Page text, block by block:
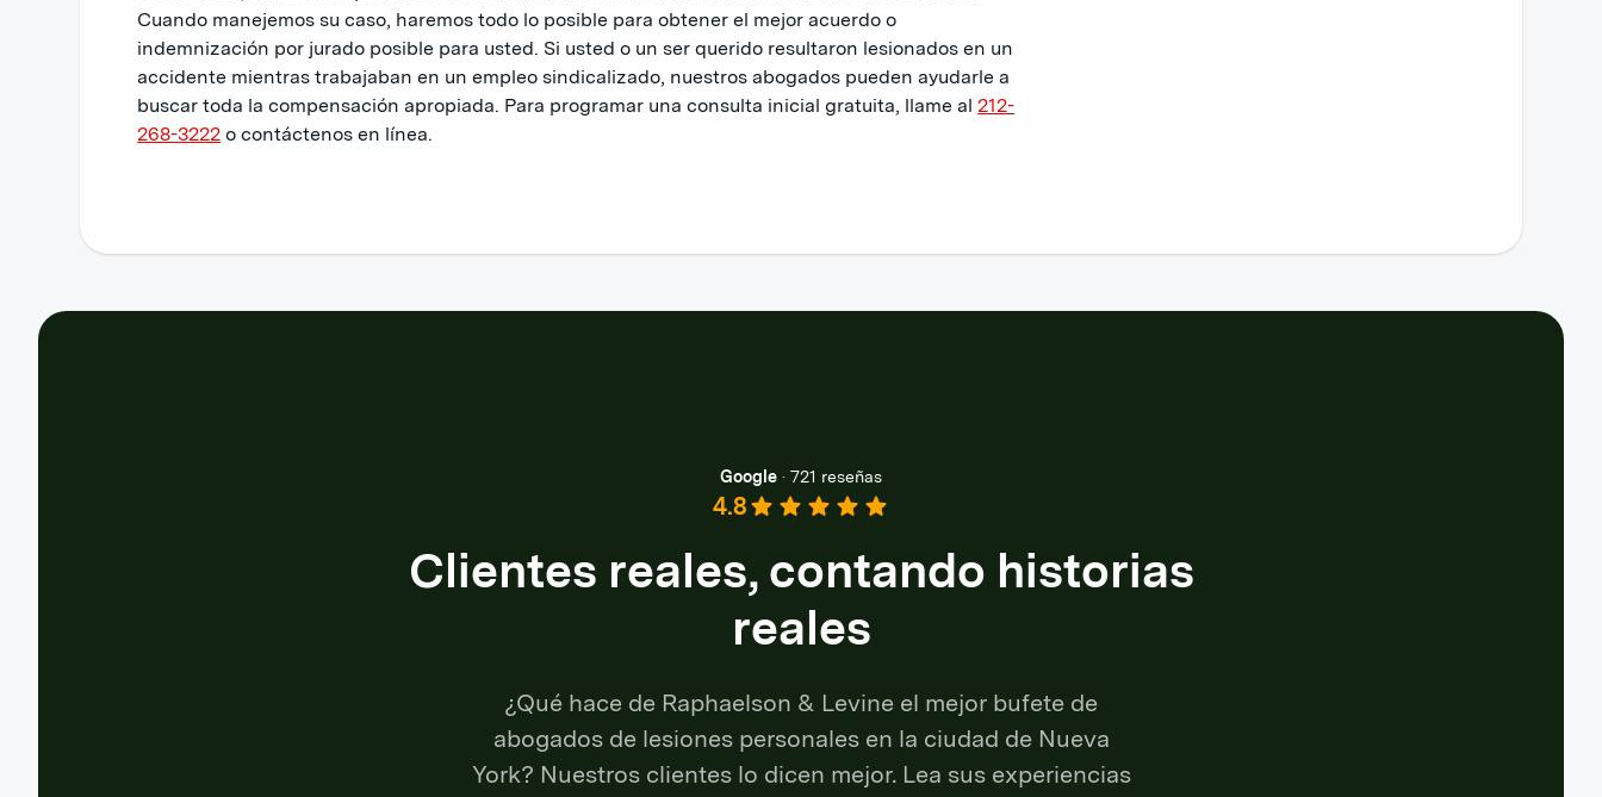
Cuando manejemos su caso, haremos todo lo posible para obtener el mejor acuerdo o
indemnización por jurado posible para usted. Si usted o un ser querido resultaron lesionados en un
accidente mientras trabajaban en un empleo sindicalizado, nuestros abogados pueden ayudarle a
buscar toda la compensación apropiada. Para programar una consulta inicial gratuita, llame al212-
268-3222 o contáctenos en línea.
Google · 721 reseñas
4.8
Clientes reales, contando historias
reales
¿Qué hace de Raphaelson & Levine el mejor bufete de
abogados de lesiones personales en la ciudad de Nueva
York? Nuestros clientes lo dicen mejor. Lea sus experiencias